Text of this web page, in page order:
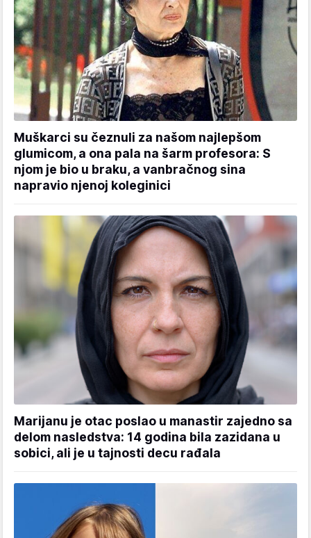
Muškarci su čeznuli za našom najlepšom
glumicom, a ona pala na šarm profesora: S
njom je bio u braku, a vanbračnog sina
napravio njenoj koleginici
Marijanu je otac poslao u manastir zajedno sa
delom nasledstva: 14 godina bila zazidana u
sobici, ali je u tajnosti decu rađala